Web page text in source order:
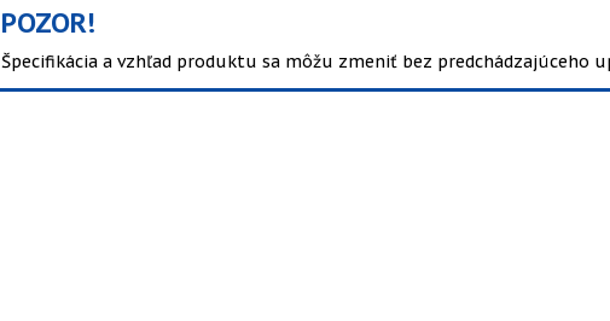
POZOR!
Špecifikácia a vzhľad produktu sa môžu zmeniť bez predchádzajúceho